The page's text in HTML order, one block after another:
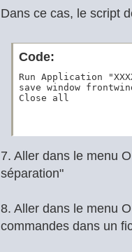
Dans ce cas, le script
Code:
Run Application
save window
Close all
7. Aller dans le menu
séparation"
8. Aller dans le menu
commandes dans un